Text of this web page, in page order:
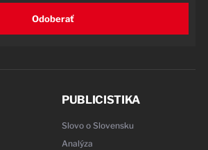
Odoberať
PUBLICISTIKA
Slovo o Slovensku
Analýza